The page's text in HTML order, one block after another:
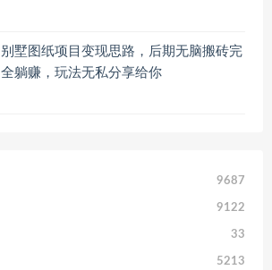
别墅图纸项目变现思路，后期无脑搬砖完
全躺赚，玩法无私分享给你
9687
9122
33
5213